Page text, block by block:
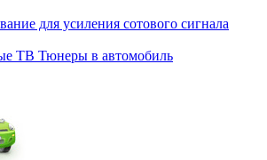
для усиления сотового сигнала
ТВ Тюнеры в автомобиль